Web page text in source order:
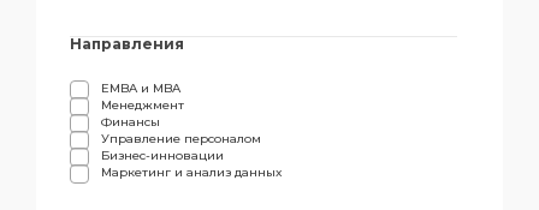
Направления
EMBA и MBA
Менеджмент
Финансы
Управление персоналом
Бизнес-инновации
Маркетинг и анализ данных